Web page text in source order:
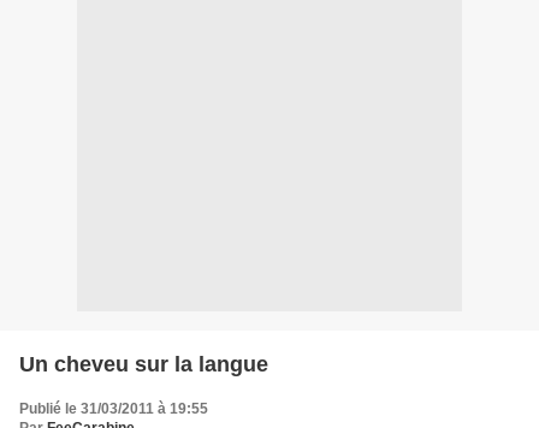
Un cheveu sur la langue
Publié le 31/03/2011 à 19:55